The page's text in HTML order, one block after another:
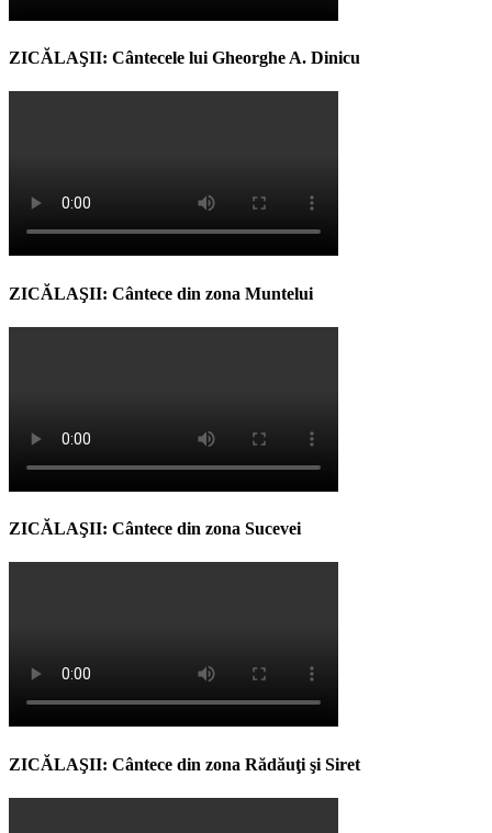
ZICĂLAŞII: Cântecele lui Gheorghe A. Dinicu
ZICĂLAŞII: Cântece din zona Muntelui
ZICĂLAŞII: Cântece din zona Sucevei
ZICĂLAŞII: Cântece din zona Rădăuţi şi Siret